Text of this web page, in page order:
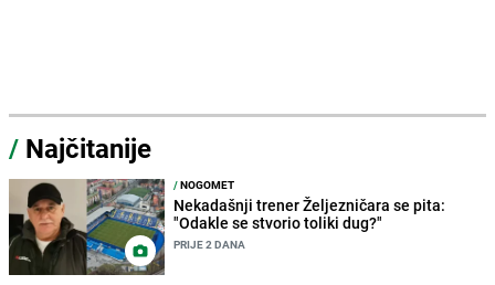
/ Najčitanije
/NOGOMET
Nekadašnji trener Željezničara se pita:
"Odakle se stvorio toliki dug?"
PRIJE 2 DANA